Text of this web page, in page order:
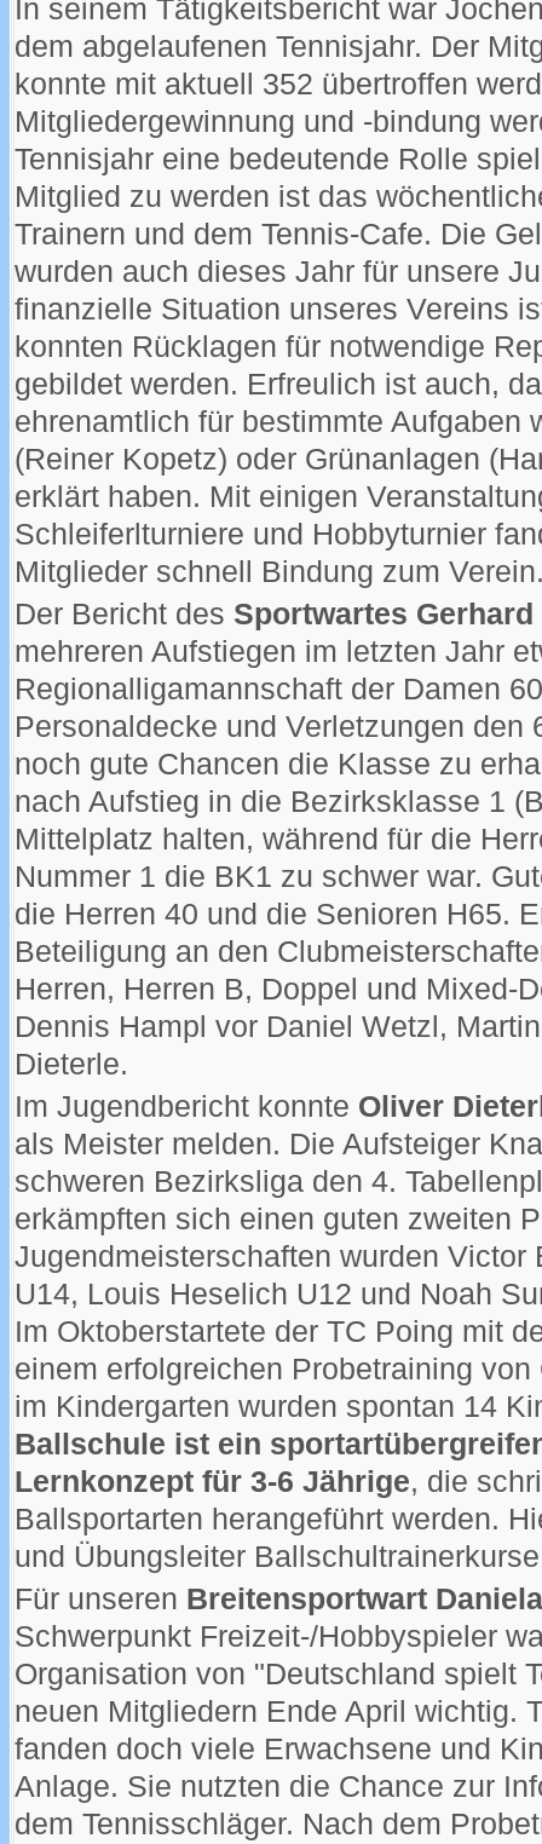
In seinem Tätigkeitsbericht war
dem abgelaufenen Tennisjahr. Der
konnte mit aktuell 352 übertroffen
Mitgliedergewinnung und -bindung
Tennisjahr eine bedeutende Rolle
Mitglied zu werden ist das
Trainern und dem Tennis-Cafe. Die
wurden auch dieses Jahr für unsere
finanzielle Situation unseres Vereins
konnten Rücklagen für notwendige
gebildet werden. Erfreulich ist auch,
ehrenamtlich für bestimmte Aufgaben
(Reiner Kopetz) oder Grünanlagen
erklärt haben. Mit einigen
Schleiferlturniere und Hobbyturnier
Mitglieder schnell Bindung zum
Der Bericht des Sportwartes
mehreren Aufstiegen im letzten Jahr
Regionalligamannschaft der Damen
Personaldecke und Verletzungen den
noch gute Chancen die Klasse zu
nach Aufstieg in die Bezirksklasse 1
Mittelplatz halten, während für die
Nummer 1 die BK1 zu schwer war.
die Herren 40 und die Senioren H65.
Beteiligung an den
Herren, Herren B, Doppel und Mixed-
Dennis Hampl vor Daniel Wetzl,
Dieterle.
Im Jugendbericht konnte Oliver
als Meister melden. Die Aufsteiger
schweren Bezirksliga den 4.
erkämpften sich einen guten zweiten
Jugendmeisterschaften wurden Victor
U14, Louis Heselich U12 und Noah
Im Oktoberstartete der TC Poing mit
einem erfolgreichen Probetraining
im Kindergarten wurden spontan 14
Ballschule ist ein
Lernkonzept für 3-6 Jährige, die
Ballsportarten herangeführt werden.
und Übungsleiter
Für unseren Breitensportwart
Schwerpunkt Freizeit-/Hobbyspieler
Organisation von "Deutschland spielt
neuen Mitgliedern Ende April wichtig.
fanden doch viele Erwachsene und
Anlage. Sie nutzten die Chance zur
dem Tennisschläger. Nach dem